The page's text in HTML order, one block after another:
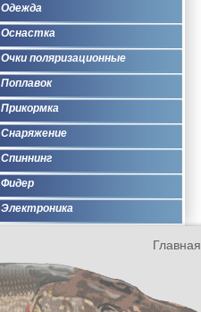
Одежда
Оснастка
Очки поляризационные
Поплавок
Прикормка
Снаряжение
Спиннинг
Фидер
Электроника
Главная